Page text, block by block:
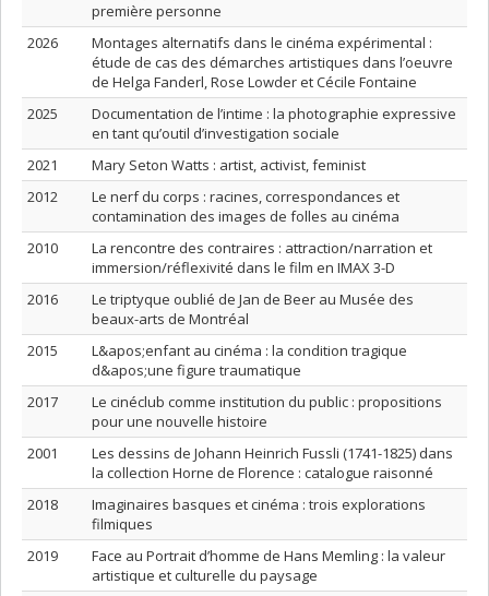
première personne
2026
Montages alternatifs dans le cinéma expérimental :
étude de cas des démarches artistiques dans l’oeuvre
de Helga Fanderl, Rose Lowder et Cécile Fontaine
2025
Documentation de l’intime : la photographie expressive
en tant qu’outil d’investigation sociale
2021
Mary Seton Watts : artist, activist, feminist
2012
Le nerf du corps : racines, correspondances et
contamination des images de folles au cinéma
2010
La rencontre des contraires : attraction/narration et
immersion/réflexivité dans le film en IMAX 3-D
2016
Le triptyque oublié de Jan de Beer au Musée des
beaux-arts de Montréal
2015
L&apos;enfant au cinéma : la condition tragique
d&apos;une figure traumatique
2017
Le cinéclub comme institution du public : propositions
pour une nouvelle histoire
2001
Les dessins de Johann Heinrich Fussli (1741-1825) dans
la collection Horne de Florence : catalogue raisonné
2018
Imaginaires basques et cinéma : trois explorations
filmiques
2019
Face au Portrait d’homme de Hans Memling : la valeur
artistique et culturelle du paysage